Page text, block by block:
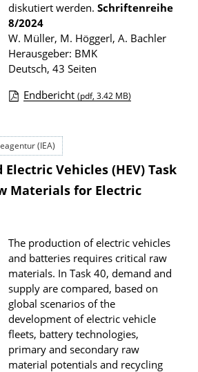
diskutiert werden. Schriftenreihe
8/2024
W. Müller, M. Höggerl, A. Bachler
Herausgeber: BMK
Deutsch, 43 Seiten
w
n
l
d
s
z
u
r
P
u
Endbericht (pdf, 3.42 MB)
(IEA)
Electric Vehicles (HEV) Task
Materials for Electric
The production of electric vehicles
and batteries requires critical raw
materials. In Task 40, demand and
supply are compared, based on
global scenarios of the
development of electric vehicle
fleets, battery technologies,
primary and secondary raw
material potentials and recycling